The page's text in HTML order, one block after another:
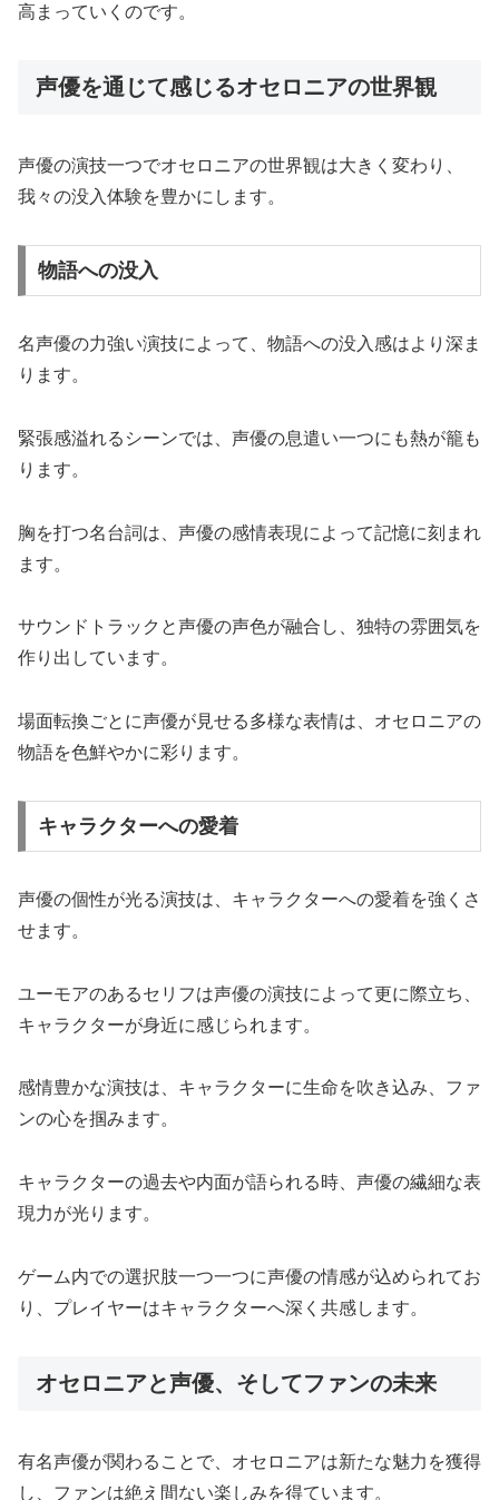
高まっていくのです。
声優を通じて感じるオセロニアの世界観
声優の演技一つでオセロニアの世界観は大きく変わり、
我々の没入体験を豊かにします。
物語への没入
名声優の力強い演技によって、物語への没入感はより深ま
ります。
緊張感溢れるシーンでは、声優の息遣い一つにも熱が籠も
ります。
胸を打つ名台詞は、声優の感情表現によって記憶に刻まれ
ます。
サウンドトラックと声優の声色が融合し、独特の雰囲気を
作り出しています。
場面転換ごとに声優が見せる多様な表情は、オセロニアの
物語を色鮮やかに彩ります。
キャラクターへの愛着
声優の個性が光る演技は、キャラクターへの愛着を強くさ
せます。
ユーモアのあるセリフは声優の演技によって更に際立ち、
キャラクターが身近に感じられます。
感情豊かな演技は、キャラクターに生命を吹き込み、ファ
ンの心を掴みます。
キャラクターの過去や内面が語られる時、声優の繊細な表
現力が光ります。
ゲーム内での選択肢一つ一つに声優の情感が込められてお
り、プレイヤーはキャラクターへ深く共感します。
オセロニアと声優、そしてファンの未来
有名声優が関わることで、オセロニアは新たな魅力を獲得
し、ファンは絶え間ない楽しみを得ています。